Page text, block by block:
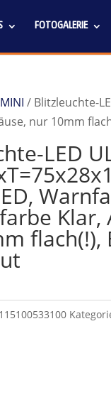
FOTOGALERIE
/ Blitzleuchte-
nur 10mm
LED
Klar,
flach(!),
115100533100